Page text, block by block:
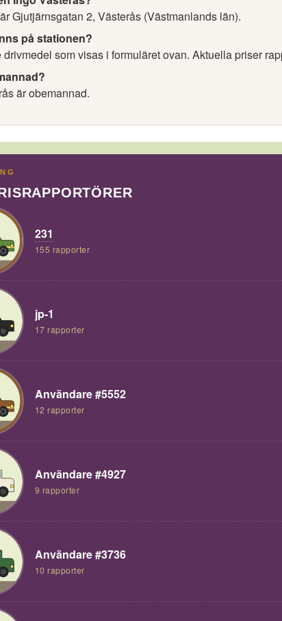
Gjutjärnsgatan 2, Västerås (Västmanlands län).
på stationen?
som visas i formuläret ovan. Aktuella priser
är obemannad.
231
155 rapporter
jp-1
17 rapporter
Användare #5552
12 rapporter
Användare #4927
9 rapporter
Användare #3736
10 rapporter